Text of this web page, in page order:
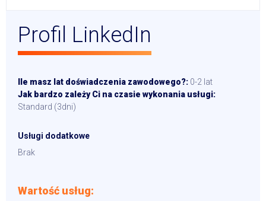
Profil LinkedIn
Ile masz lat doświadczenia zawodowego?: 0-2 lat
Jak bardzo zależy Ci na czasie wykonania usługi:
Standard (3dni)
Usługi dodatkowe
Brak
Wartość usług: